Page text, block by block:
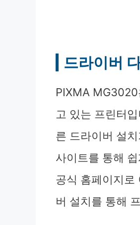
드라이버
PIXMA
고 있는 프린터
른 드라이버 설
사이트를 통해
공식 홈페이지로
버 설치를 통해